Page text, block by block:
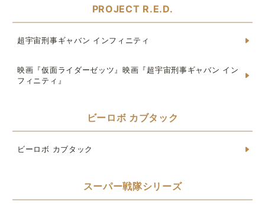
PROJECT R.E.D.
超宇宙刑事ギャバン インフィニティ
映画『仮面ライダーゼッツ』映画『超宇宙刑事ギャバン イン
フィニティ』
ビーロボ カブタック
ビーロボ カブタック
スーパー戦隊シリーズ